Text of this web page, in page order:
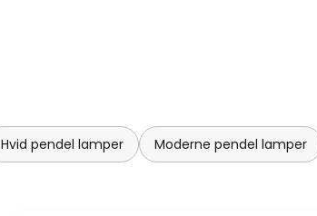
Hvid pendel lamper Moderne pendel lamper